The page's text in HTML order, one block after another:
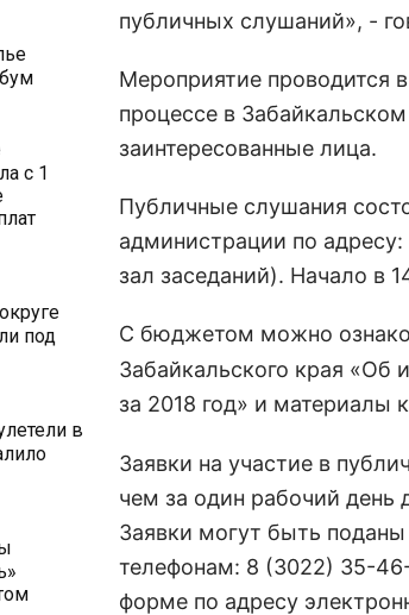
с 1
под
в
публичных слушаний», -
Мероприятие проводится
процессе в
заинтересованные лица.
Публичные слушания
администрации по
зал заседаний). Начало в
С бюджетом можно
Забайкальского края «Об
за 2018 год» и материалы
Заявки на участие в
чем за один рабочий день
Заявки могут быть
телефонам: 8 (3022) 35-
форме по адресу